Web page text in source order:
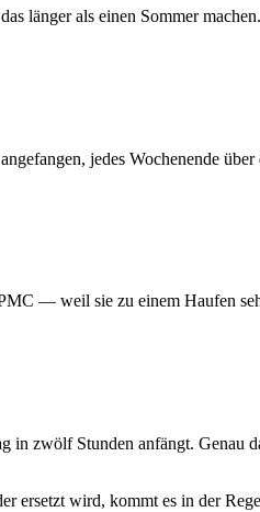
länger als einen Sommer
jedes Wochenende
— weil sie zu einem Haufen
in zwölf Stunden anfängt. Genau
ersetzt wird, kommt es in der